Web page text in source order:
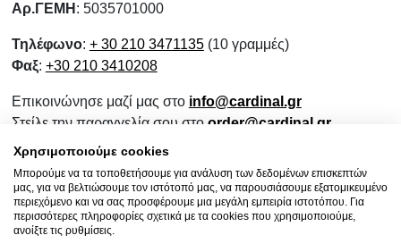
Αρ.ΓΕΜΗ : 5035701000
Τηλέφωνο: + 30 210 3471135(10 γραμμές)
Φαξ: +30 210 3410208
Επικοινώνησε μαζί μας στο info@cardinal.gr
Στείλε την παραγγελία σου στο order@cardinal.gr
Για αγορές λιανικής
www.wokshop.gr
Όροι Χρήσης
Πολιτική Προστασίας Προσωπικών Δεδομένων
Πολιτική Επιστροφών
Χρησιμοποιούμε cookies
Μπορούμε να τα τοποθετήσουμε για ανάλυση των δεδομένων επισκεπτών
μας, για να βελτιώσουμε τον ιστότοπό μας, να παρουσιάσουμε εξατομικευμένο
περιεχόμενο και να σας προσφέρουμε μια μεγάλη εμπειρία ιστοτόπου. Για
περισσότερες πληροφορίες σχετικά με τα cookies που χρησιμοποιούμε,
ανοίξτε τις ρυθμίσεις.